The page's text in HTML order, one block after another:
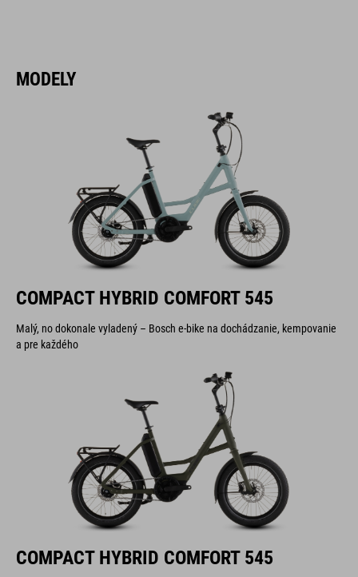
MODELY
COMPACT HYBRID COMFORT 545
Malý, no dokonale vyladený – Bosch e-bike na dochádzanie, kempovanie
a pre každého
COMPACT HYBRID COMFORT 545